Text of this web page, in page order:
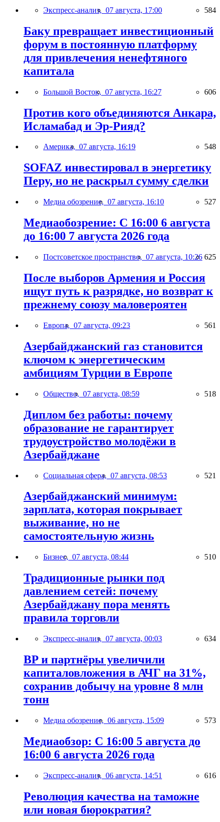
Экспресс-анализ, 07 августа, 17:00 584
Баку превращает инвестиционный
форум в постоянную платформу
для привлечения ненефтяного
капитала
Большой Восток, 07 августа, 16:27 606
Против кого объединяются Анкара,
Исламабад и Эр-Рияд?
Америка, 07 августа, 16:19 548
SOFAZ инвестировал в энергетику
Перу, но не раскрыл сумму сделки
Медиа обозрение, 07 августа, 16:10 527
Медиаобозрение: С 16:00 6 августа
до 16:00 7 августа 2026 года
Постсоветское пространство, 07 августа, 10:26 625
После выборов Армения и Россия
ищут путь к разрядке, но возврат к
прежнему союзу маловероятен
Европа, 07 августа, 09:23 561
Азербайджанский газ становится
ключом к энергетическим
амбициям Турции в Европе
Общество, 07 августа, 08:59 518
Диплом без работы: почему
образование не гарантирует
трудоустройство молодёжи в
Азербайджане
Социальная сфера, 07 августа, 08:53 521
Азербайджанский минимум:
зарплата, которая покрывает
выживание, но не
самостоятельную жизнь
Бизнес, 07 августа, 08:44 510
Традиционные рынки под
давлением сетей: почему
Азербайджану пора менять
правила торговли
Экспресс-анализ, 07 августа, 00:03 634
BP и партнёры увеличили
капиталовложения в АЧГ на 31%,
сохранив добычу на уровне 8 млн
тонн
Медиа обозрение, 06 августа, 15:09 573
Медиаобзор: С 16:00 5 августа до
16:00 6 августа 2026 года
Экспресс-анализ, 06 августа, 14:51 616
Революция качества на таможне
или новая бюрократия?